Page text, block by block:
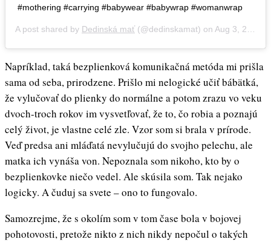
#mothering #carrying #babywear #babywrap #womanwrap
A post shared by Dedinská mať (@dedinskamat) on Aug 3, 2016 at 4:39pm PDT
Napríklad, taká bezplienková komunikačná metóda mi prišla
sama od seba, prirodzene. Prišlo mi nelogické učiť bábätká,
že vylučovať do plienky do normálne a potom zrazu vo veku
dvoch-troch rokov im vysvetľovať, že to, čo robia a poznajú
celý život, je vlastne celé zle. Vzor som si brala v prírode.
Veď predsa ani mláďatá nevylučujú do svojho pelechu, ale
matka ich vynáša von. Nepoznala som nikoho, kto by o
bezplienkovke niečo vedel. Ale skúsila som. Tak nejako
logicky. A čuduj sa svete – ono to fungovalo.
Samozrejme, že s okolím som v tom čase bola v bojovej
pohotovosti, pretože nikto z nich nikdy nepočul o takých